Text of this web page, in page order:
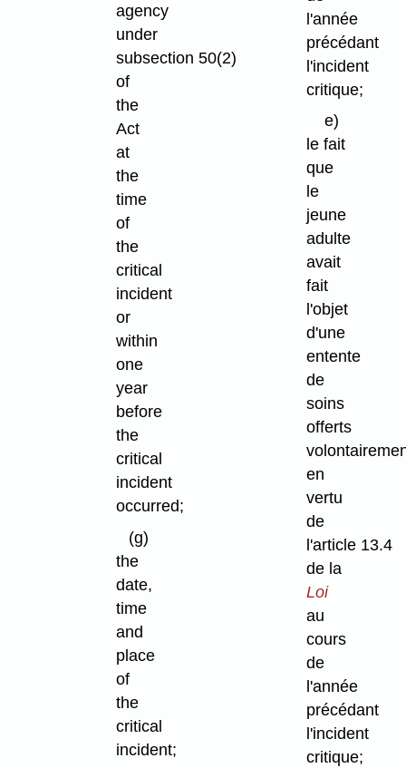
agency
under
subsection 50(2)
of
the
Act
at
the
time
of
the
critical
incident
or
within
one
year
before
the
critical
incident
occurred;
(g)
the
date,
time
and
place
of
the
critical
incident;
l'année
précédant
l'incident
critique;
e)
le fait
que
le
jeune
adulte
avait
fait
l'objet
d'une
entente
de
soins
offerts
en
vertu
de
l'article 13.4
de la
Loi
au
cours
de
l'année
précédant
l'incident
critique;